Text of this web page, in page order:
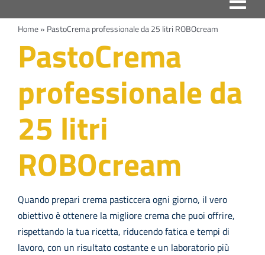
Contatti
EVENTI
FAQs
Home» PastoCrema professionale da 25 litri ROBOcream
PastoCrema
professionale da
25 litri
ROBOcream
Quando prepari crema pasticcera ogni giorno, il vero
obiettivo è ottenere la migliore crema che puoi offrire,
rispettando la tua ricetta, riducendo fatica e tempi di
lavoro, con un risultato costante e un laboratorio più